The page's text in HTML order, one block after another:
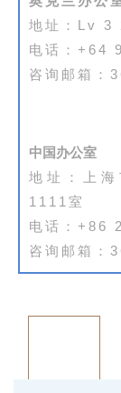
地址：Lv 3
电话：+64
咨询邮箱：
中国办公室
地址：上
1111室
电话：+86
咨询邮箱：